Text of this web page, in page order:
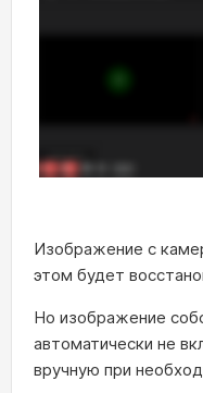
Изображение с
этом будет
Но изображение
автоматически не
вручную при